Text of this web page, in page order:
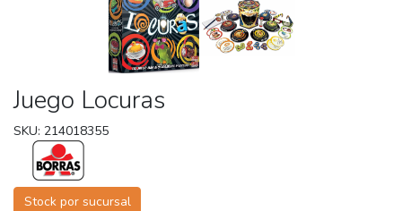
Juego Locuras
SKU: 214018355
Stock por sucursal